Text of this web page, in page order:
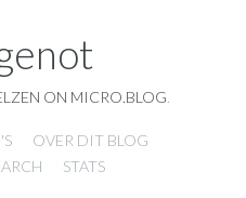
ON MICRO.BLOG
OVER DIT BLOG
STATS